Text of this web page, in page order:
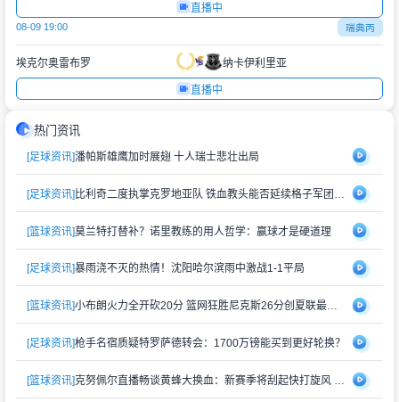
直播中
08-09 19:00 瑞典丙
埃克尔奥雷布罗 纳卡伊利里亚
直播中
热门资讯
[足球资讯]潘帕斯雄鹰加时展翅 十人瑞士悲壮出局
[足球资讯]
[篮球资讯]莫兰特打替补？诺里教练的用人哲学：赢球才是硬道理
[足球资讯]暴雨浇不灭的热情！沈阳哈尔滨雨中激战1-1平局
[篮球资讯] 小布朗火力全开砍20分 篮网狂胜尼克斯26分创夏联最大分差
[足球资讯]枪手名宿质疑特罗萨德转会：1700万镑能买到更好轮换？
[篮球资讯] 克努佩尔直播畅谈黄蜂大换血：新赛季将刮起快打旋风 射手群蓄势待发